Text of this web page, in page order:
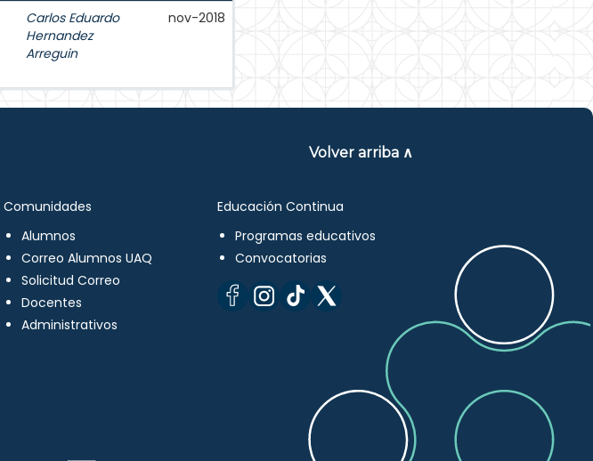
Carlos Eduardo
Hernandez
Arreguin
nov-2018
Volver arriba ∧
Comunidades
Alumnos
Correo Alumnos UAQ
Solicitud Correo
Docentes
Administrativos
Educación Continua
Programas educativos
Convocatorias